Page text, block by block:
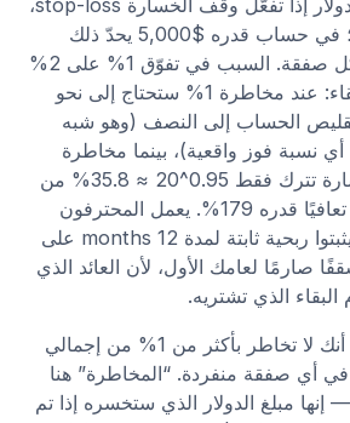
هي مبلغ الخسارة بالدولار إذا تفعّل وقف الخسارة stop-loss،
وليست حجم المركز؛ في حساب قدره $5,000 يحدّ ذلك
الخسارة عند $50 لكل صفقة. السبب في تفوّق 1% على 2%
أو 5% هو حساب البقاء: عند مخاطرة 1% ستحتاج إلى نحو
لتقليص الحساب إلى النصف (وهو شبه
نسبة فوز واقعية)، بينما مخاطرة
5% عبر عشرين خسارة تترك فقط 0.95^20 ≈ 35.8% من
رأس المال، وتتطلب تعافيًا قدره 179%. يعمل المحترفون
بنسبة 0.5-1% حتى يثبتوا ربحية ثابتة لمدة 12 months على
اعتبر 1% سقفًا صارمًا لعامك الأول، لأن العائد الذي
الذي تشتريه.
تنص قاعدة 1% على أنك لا تخاطر بأكثر من 1% من إجمالي
أي صفقة منفردة. “المخاطرة” هنا
مبلغ الدولار الذي ستخسره إذا تم